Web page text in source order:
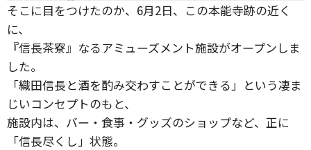
そこに目をつけたのか、6月2日、この本能寺跡の近く
に、
『信長茶寮』なるアミューズメント施設がオープンしま
した。
「織田信長と酒を酌み交わすことができる」という凄ま
じいコンセプトのもと、
施設内は、バー・食事・グッズのショップなど、正に
「信長尽くし」状態。